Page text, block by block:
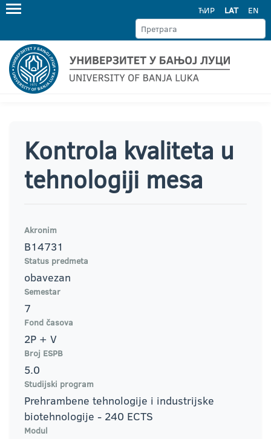
ЋИР LAT EN
Kontrola kvaliteta u
tehnologiji mesa
Akronim
B14731
Status predmeta
obavezan
Semestar
7
Fond časova
2P + V
Broj ESPB
5.0
Studijski program
Prehrambene tehnologije i industrijske
biotehnologije - 240 ECTS
Modul